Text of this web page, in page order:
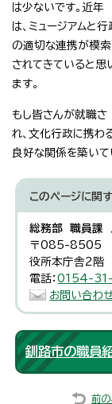
は少ないです。近年
は、ミュージアムと行
の適切な連携が模索
されてきていると思
ます。
もし皆さんが就職さ
れ、文化行政に携わ
良好な関係を築いて
このページに関
総務部 職員課
〒085-8505
役所本庁舎2階
電話：0154-
お問い合わ
釧路市の職員
前の